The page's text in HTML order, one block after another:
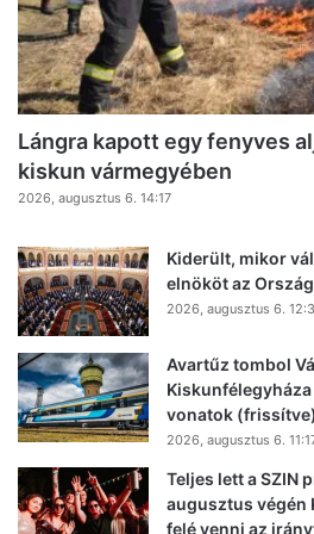
Lángra kapott egy fenyves
kiskun vármegyében
2026, augusztus 6. 14:17
Kiderült, mikor
elnököt az
2026, augusztus 6.
Avartűz tombol
vonatok (frissítve)
2026, augusztus 6.
Teljes lett a SZIN
augusztus végén
felé venni az